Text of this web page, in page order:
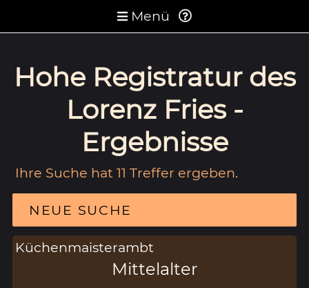
Menü
Hohe Registratur des
Lorenz Fries -
Ergebnisse
Ihre Suche hat 11 Treffer ergeben.
NEUE SUCHE
Küchenmaisterambt
Mittelalter